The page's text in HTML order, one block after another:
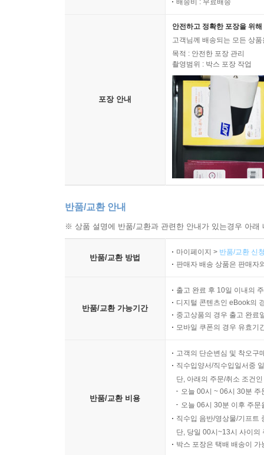
배송비 : 무료배송
포장 안내
안전하고 정확한 포장을 위
고객님께 배송되는 모든 상
목적 : 안전한 포장 관리
촬영범위 : 박스 포장 작업
반품/교환 안내
※ 상품 설명에 반품/교환과 관련한 안내가 있는경우 아
반품/교환 방법
마이페이지 > 반품/교환 신
판매자 배송 상품은 판매자
반품/교환 가능기간
출고 완료 후 10일 이내의
디지털 콘텐츠인 eBook의
중고상품의 경우 출고 완료
모바일 쿠폰의 경우 유효기
반품/교환 비용
고객의 단순변심 및 착오구
직수입양서/직수입일서중
단, 아래의 주문/취소 조건
오늘 00시 ~ 06시 30분
오늘 06시 30분 이후 주
직수입 음반/영상물/기프트
단, 당일 00시~13시 사이의
박스 포장은 택배 배송이